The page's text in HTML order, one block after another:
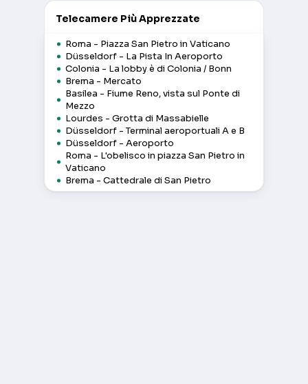
Telecamere Più Apprezzate
Roma - Piazza San Pietro in Vaticano
Düsseldorf - La Pista In Aeroporto
Colonia - La lobby è di Colonia / Bonn
Brema - Mercato
Basilea - Fiume Reno, vista sul Ponte di
Mezzo
Lourdes - Grotta di Massabielle
Düsseldorf - Terminal aeroportuali A e B
Düsseldorf - Aeroporto
Roma - L'obelisco in piazza San Pietro in
Vaticano
Brema - Cattedrale di San Pietro